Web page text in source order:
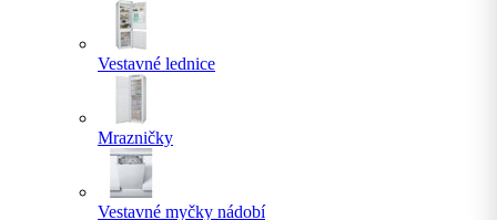
Vestavné lednice
Mrazničky
Vestavné myčky nádobí